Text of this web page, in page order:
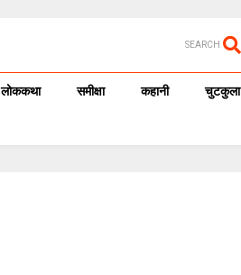
SEARCH
लोककथा समीक्षा कहानी चुटकुला